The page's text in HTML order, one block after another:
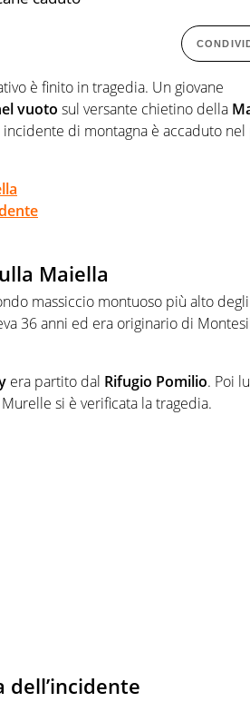
è finito in tragedia. Un giovane
vuoto sul versante chietino della
di montagna è accaduto
Maiella
massiccio montuoso più alto degli
36 anni ed era originario di
era partito dal Rifugio Pomilio. Poi
si è verificata la tragedia.
dell’incidente